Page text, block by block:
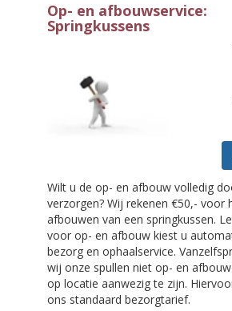
Op- en afbouwservice:
Springkussens
Wilt u de op- en afbouw volledig
verzorgen? Wij rekenen €50,- voor
afbouwen van een springkussen.
voor op- en afbouw kiest u
bezorg en ophaalservice.
wij onze spullen niet op- en
op locatie aanwezig te zijn.
ons standaard bezorgtarief.